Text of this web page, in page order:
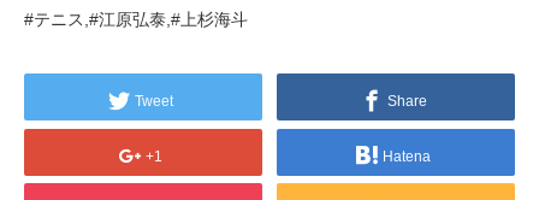
#テニス,#江原弘泰,#上杉海斗
Tweet Share
+1 Hatena